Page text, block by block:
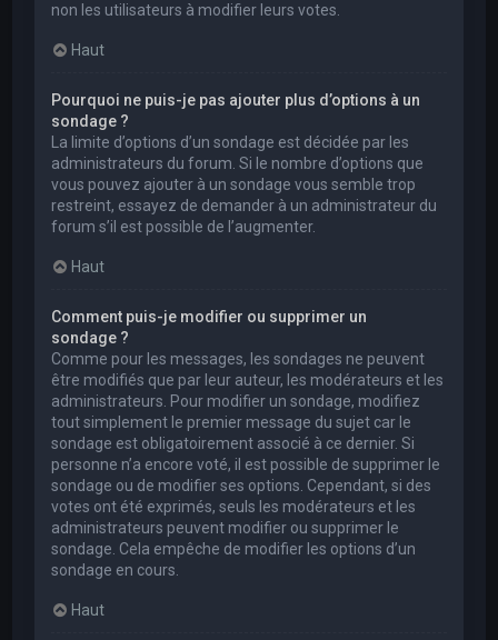
non les utilisateurs à modifier leurs votes.
Haut
Pourquoi ne puis-je pas ajouter plus d’options à un
sondage ?
La limite d’options d’un sondage est décidée par les
administrateurs du forum. Si le nombre d’options que
vous pouvez ajouter à un sondage vous semble trop
restreint, essayez de demander à un administrateur du
forum s’il est possible de l’augmenter.
Haut
Comment puis-je modifier ou supprimer un
sondage ?
Comme pour les messages, les sondages ne peuvent
être modifiés que par leur auteur, les modérateurs et les
administrateurs. Pour modifier un sondage, modifiez
tout simplement le premier message du sujet car le
sondage est obligatoirement associé à ce dernier. Si
personne n’a encore voté, il est possible de supprimer le
sondage ou de modifier ses options. Cependant, si des
votes ont été exprimés, seuls les modérateurs et les
administrateurs peuvent modifier ou supprimer le
sondage. Cela empêche de modifier les options d’un
sondage en cours.
Haut